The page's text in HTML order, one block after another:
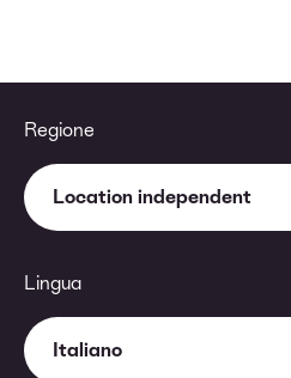
Regione
Location independent
Lingua
Italiano